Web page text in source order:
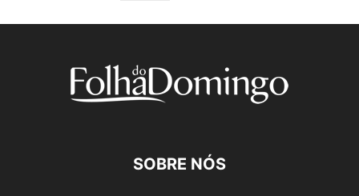
SOBRE NÓS